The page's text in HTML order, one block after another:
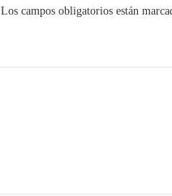
Los campos obligatorios están